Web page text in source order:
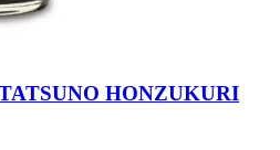
HONZUKURI